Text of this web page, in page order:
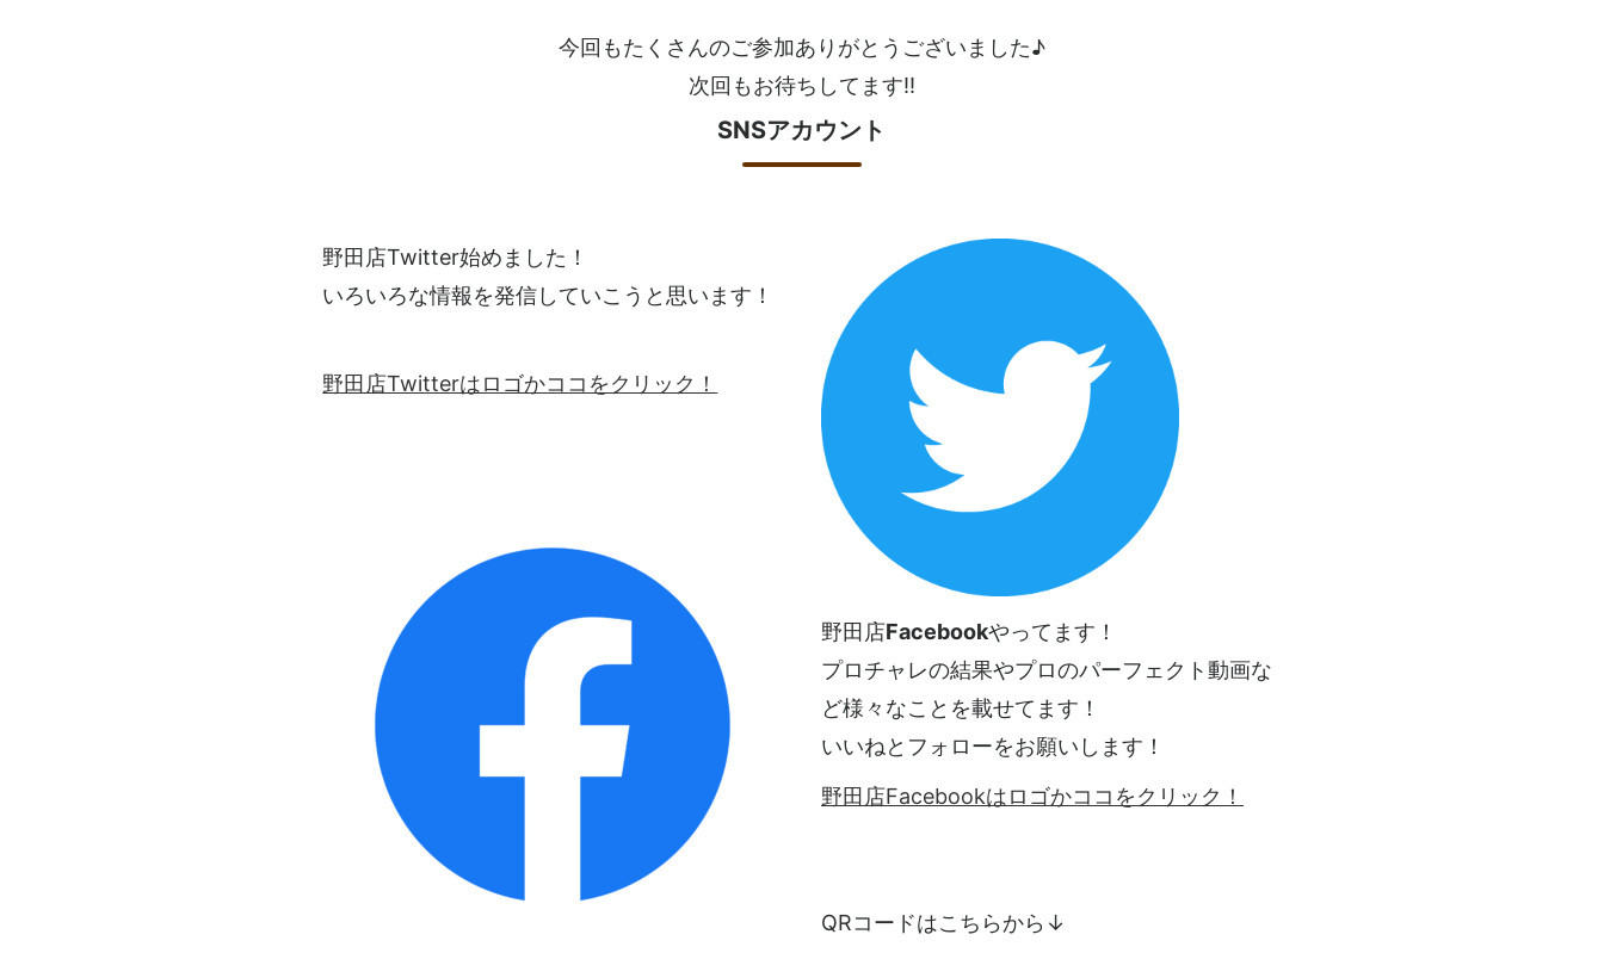
今回もたくさんのご参加ありがとうございました♪
次回もお待ちしてます!!
SNSアカウント
野田店Twitter始めました！
いろいろな情報を発信していこうと思います！
野田店Twitterはロゴかココをクリック！
野田店Facebookやってます！
プロチャレの結果やプロのパーフェクト動画な
ど様々なことを載せてます！
いいねとフォローをお願いします！
野田店Facebookはロゴかココをクリック！
QRコードはこちらから↓